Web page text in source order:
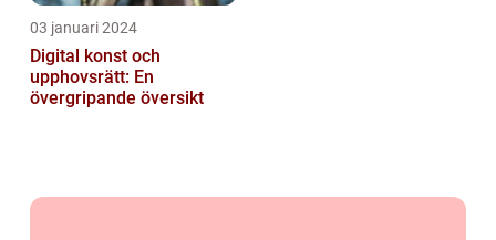
03 januari 2024
Digital konst och
upphovsrätt: En
övergripande översikt